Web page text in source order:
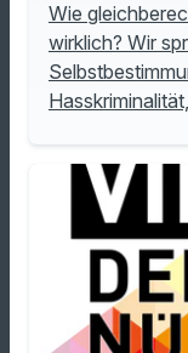
Wie
wirklich? Wir